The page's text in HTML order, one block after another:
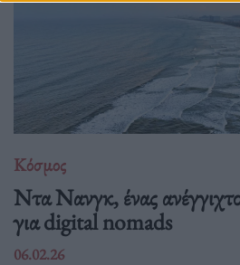
Κόσμος
Ντα Νανγκ, ένας
για digital nomads
06.02.26